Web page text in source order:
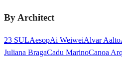
By Architect
23 SULAesopAi WeiweiAlvar Aalto
Juliana BragaCadu MarinoCanoa